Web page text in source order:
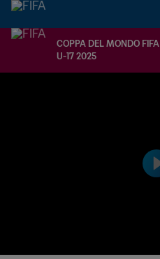
COPPA DEL MONDO FIFA
U-17 2025